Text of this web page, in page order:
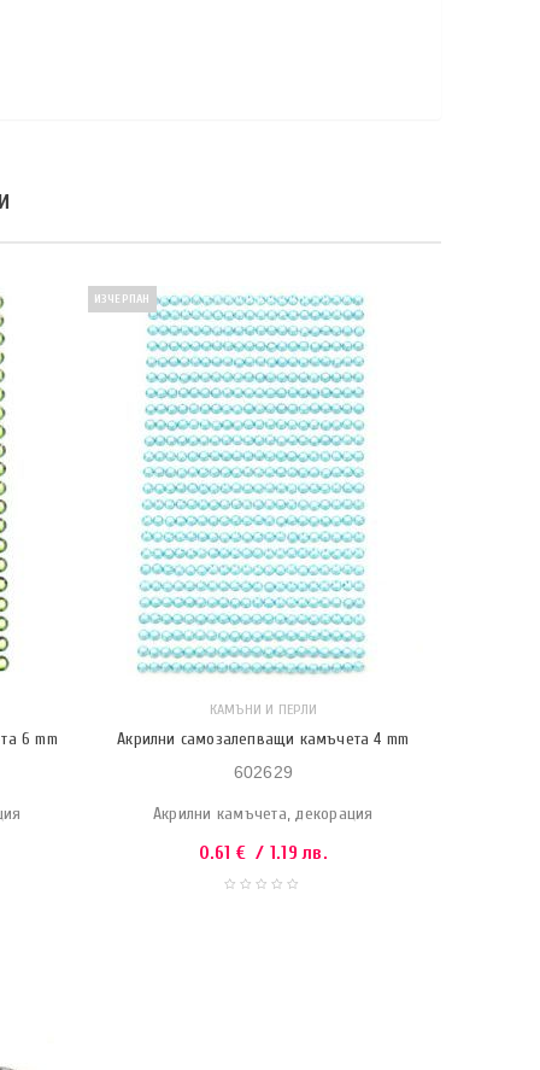
6 mm
ИЗЧЕРПАН
КАМЪНИ И ПЕРЛИ
Акрилни самозалепващи камъчета 4 mm
602629
Акрилни камъчета, декорация
0.61 € / 1.19 лв.